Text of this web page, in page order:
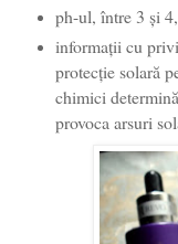
ph-ul, între 3 și 4,
informații cu
protecție solară
chimici
provoca arsuri